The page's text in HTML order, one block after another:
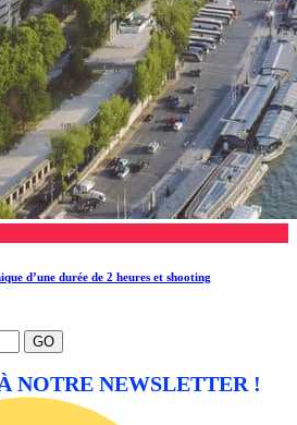
d’une durée de 2 heures et shooting
GO
NOTRE NEWSLETTER !